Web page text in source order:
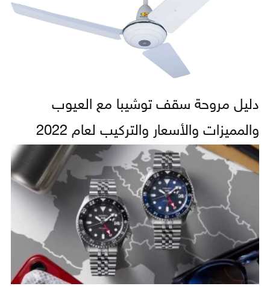
دليل مروحة سقف توشيبا مع العيوب
والمميزات والأسعار والتركيب لعام 2022